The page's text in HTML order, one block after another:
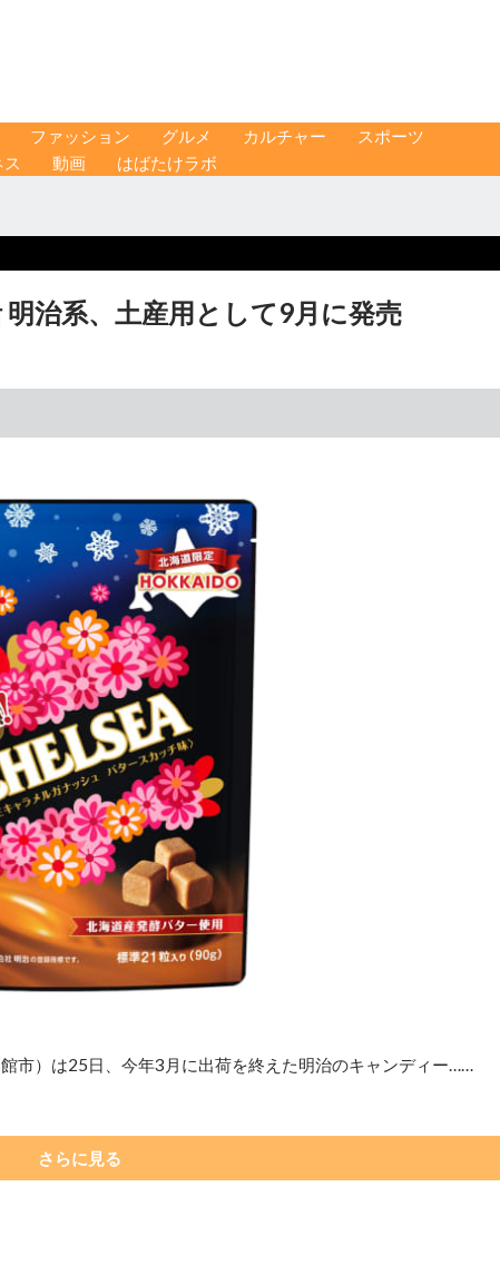
ファッション グルメ カルチャー
スポーツ
ス 動画 はばたけラボ
治系、土産用として9月に発売
市）は25日、今年3月に出荷を終えた明治のキャンディー……
さらに見る